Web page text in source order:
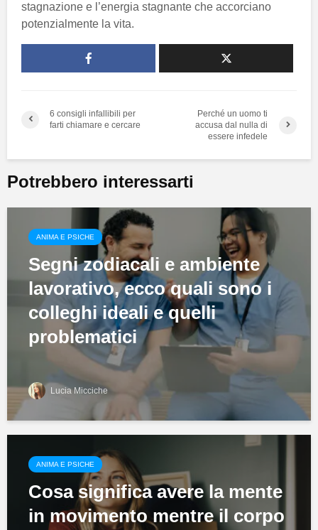
stagnazione e l’energia stagnante che accorciano
potenzialmente la vita.
6 consigli infallibili per
farti chiamare e cercare
Perché un uomo ti
accusa dal nulla di
essere infedele
Potrebbero interessarti
ANIMA E PSICHE
Segni zodiacali e ambiente
lavorativo, ecco quali sono i
colleghi ideali e quelli
problematici
Lucia Micciche
ANIMA E PSICHE
Cosa significa avere la mente
in movimento mentre il corpo